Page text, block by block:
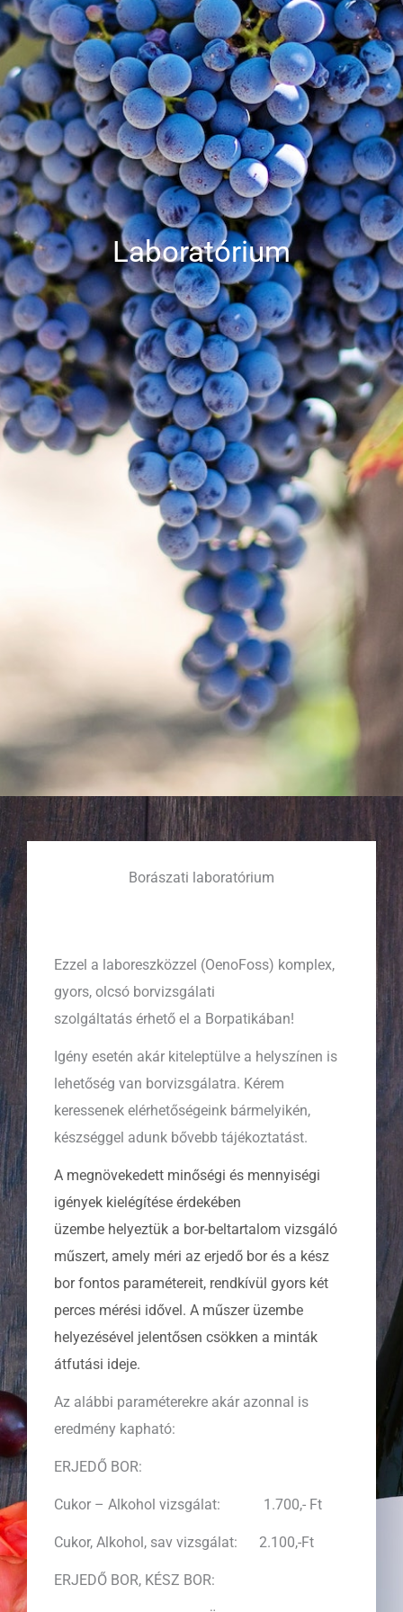
Laboratórium
Borászati laboratórium
Ezzel a laboreszközzel (OenoFoss) komplex,
gyors, olcsó borvizsgálati
szolgáltatás érhető el a Borpatikában!
Igény esetén akár kiteleptülve a helyszínen is
lehetőség van borvizsgálatra. Kérem
keressenek elérhetőségeink bármelyikén,
készséggel adunk bővebb tájékoztatást.
A megnövekedett minőségi és mennyiségi
igények kielégítése érdekében
üzembe helyeztük a bor-beltartalom vizsgáló
műszert, amely méri az erjedő bor és a kész
bor fontos paramétereit, rendkívül gyors két
perces mérési idővel. A műszer üzembe
helyezésével jelentősen csökken a minták
átfutási ideje.
Az alábbi paraméterekre akár azonnal is
eredmény kapható:
ERJEDŐ BOR:
Cukor – Alkohol vizsgálat: 1.700,- Ft
Cukor, Alkohol, sav vizsgálat: 2.100,-Ft
ERJEDŐ BOR, KÉSZ BOR: